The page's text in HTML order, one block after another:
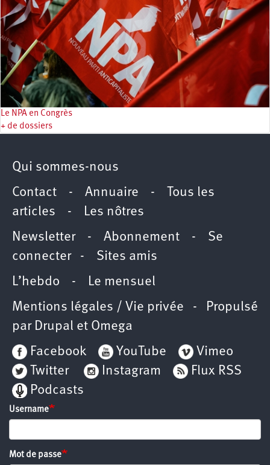
Le NPA en Congrès
+ de dossiers
Qui sommes-nous
Contact - Annuaire -
Tous les
articles - Les nôtres
Newsletter- Abonnement - Se
connecter- Sites amis
L’hebdo - Le mensuel
Mentions légales / Vie privée - Propulsé
par Drupal et Omega
Facebook
YouTube
Vimeo
Twitter
Instagram
Flux RSS
Podcasts
Username
Mot de passe